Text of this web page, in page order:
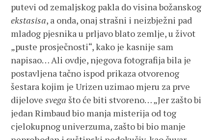
putevi od zemaljskog pakla do visina božanskog
ekstasisa, a onda, onaj strašni i neizbježni pad
mladog pjesnika u prljavo blato zemlje, u život
„puste prosječnosti“, kako je kasnije sam
napisao… Ali ovdje, njegova fotografija bila je
postavljena tačno ispod prikaza otvorenog
šestara kojim je Urizen uzimao mjeru za prve
dijelovesvega što će biti stvoreno… „Jer zašto bi
jedan Rimbaud bio manja misterija od tog
cjelokupnog univerzuma, zašto bi bio manje